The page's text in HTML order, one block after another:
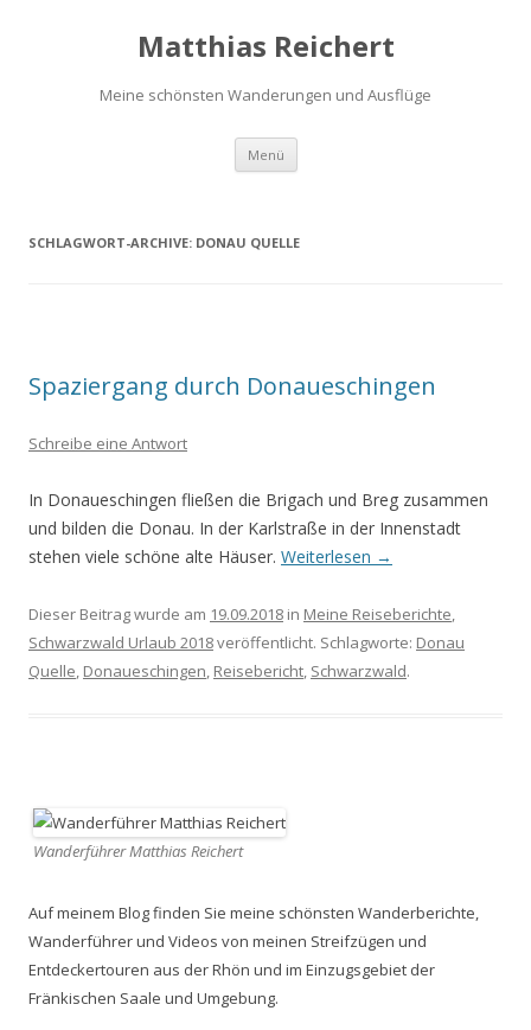
Matthias Reichert
Meine schönsten Wanderungen und Ausflüge
Menü Zum
springen
SCHLAGWORT-ARCHIVE: DONAU QUELLE
Spaziergang durch Donaueschingen
Schreibe eine Antwort
In Donaueschingen fließen die Brigach und Breg zusammen
und bilden die Donau. In der Karlstraße in der Innenstadt
stehen viele schöne alte Häuser. Weiterlesen →
Dieser Beitrag wurde am 19.09.2018 in Meine Reiseberichte,
Schwarzwald Urlaub 2018veröffentlicht. Schlagworte: Donau
Quelle, Donaueschingen, Reisebericht, Schwarzwald.
Wanderführer Matthias Reichert
Auf meinem Blog finden Sie meine schönsten Wanderberichte,
Wanderführer und Videos von meinen Streifzügen und
Entdeckertouren aus der Rhön und im Einzugsgebiet der
Fränkischen Saale und Umgebung.